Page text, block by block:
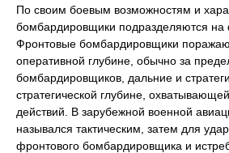
По своим боевым возможностям и
бомбардировщики подразделяются на
Фронтовые бомбардировщики
оперативной глубине, обычно за
бомбардировщиков, дальние и
стратегической глубине,
действий. В зарубежной военной
назывался тактическим, затем для
фронтового бомбардировщика и